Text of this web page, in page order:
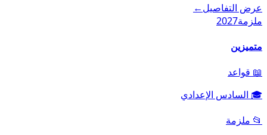
عرض التفاصيل←
ملزمة2027
متميزين
📖 قواعد
🎓 السادس الإعدادي
📂 ملزمة